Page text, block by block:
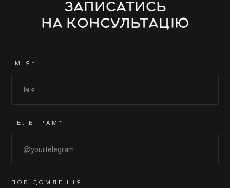
ЗАПИСАТИСЬ
НА КОНСУЛЬТАЦІЮ
ІМ’Я*
ТЕЛЕГРАМ*
ПОВІДОМЛЕННЯ